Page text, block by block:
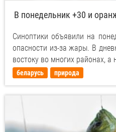
В понедельник +30 и
Синоптики объявили на
опасности из-за жары. В
востоку во многих районах, а
беларусь природа